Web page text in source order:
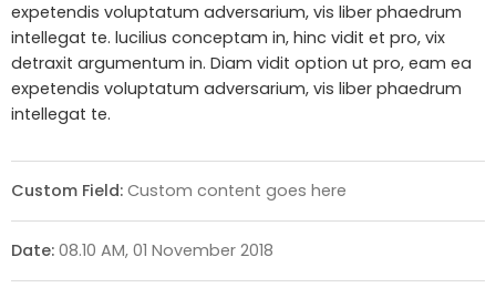
expetendis voluptatum adversarium, vis liber phaedrum
intellegat te. lucilius conceptam in, hinc vidit et pro, vix
detraxit argumentum in. Diam vidit option ut pro, eam ea
expetendis voluptatum adversarium, vis liber phaedrum
intellegat te.
Custom Field: Custom content goes here
Date: 08.10 AM, 01 November 2018